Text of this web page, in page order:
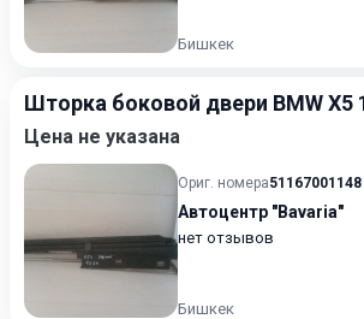
Бишкек
Шторка боковой двери BMW X5
Цена не указана
Ориг. номера51167001148
Автоцентр "Bavaria"
нет отзывов
Бишкек